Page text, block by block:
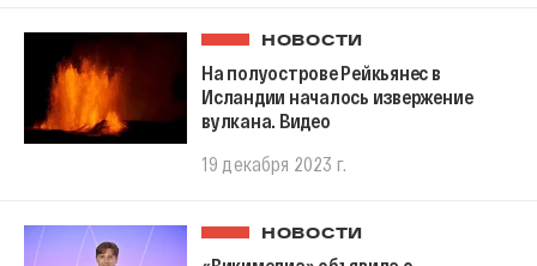
НОВОСТИ
На полуострове Рейкьянес в
Исландии началось извержение
вулкана. Видео
19 декабря 2023 г.
НОВОСТИ